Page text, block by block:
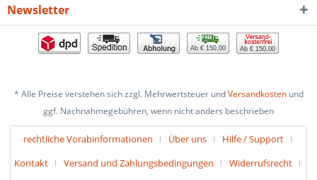
Newsletter
Ab € 150,00 Ab € 150,00
* Alle Preise verstehen sich zzgl. Mehrwertsteuer undVersandkostenund
ggf. Nachnahmegebühren, wenn nicht anders beschrieben
rechtliche Vorabinformationen Über uns
Hilfe / Support
Kontakt
Versand und Zahlungsbedingungen
Widerrufsrecht